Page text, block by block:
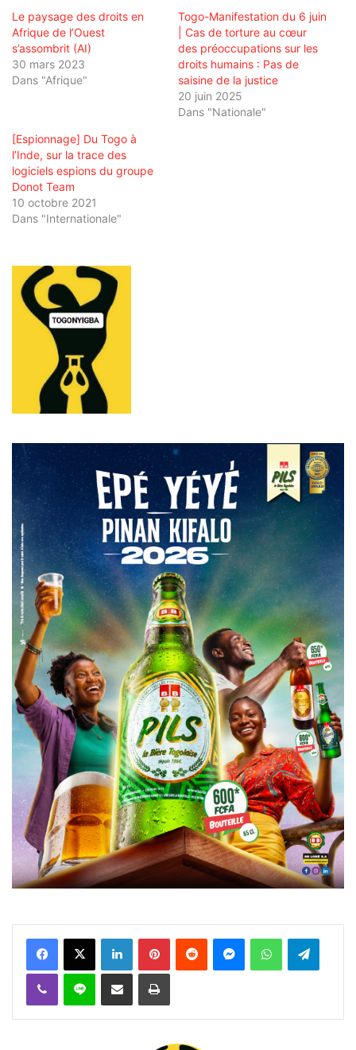
Le paysage des droits en
Afrique de l’Ouest
s’assombrit (AI)
30 mars 2023
Dans "Afrique"
Togo-Manifestation du 6 juin
| Cas de torture au cœur
des préoccupations sur les
droits humains : Pas de
saisine de la justice
20 juin 2025
Dans "Nationale"
[Espionnage] Du Togo à
l’Inde, sur la trace des
logiciels espions du groupe
Donot Team
10 octobre 2021
Dans "Internationale"
FacebookX Linkedin PinterestReddit MessengerWhatsAppTelegram
Viber Ligne Partager par email Imprimer